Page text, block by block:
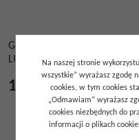
GRES BRASILIA WHITE ECO
LUX 60X120
170.00zł/m²
Na naszej stronie
wszystkie” wyrażasz zgodę
cookies, w tym cookies
„Odmawiam” wyrażasz
cookies niezbędnych do
informacji o plikach